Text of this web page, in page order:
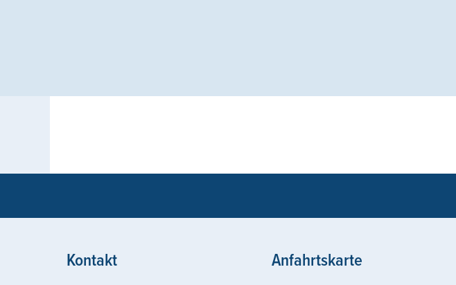
Kontakt Anfahrtskarte